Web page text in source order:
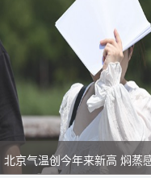
北京气温创今年来新高 焖蒸